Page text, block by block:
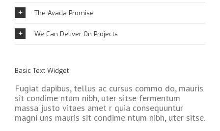
The Avada Promise
We Can Deliver On Projects
Basic Text Widget
Fugiat dapibus, tellus ac cursus commo do, mauris
sit condime ntum nibh, uter sitse fermentum
massa justo vitaes amet r quia consequuntur
magni uns mauris sit condime ntum nibh, uter sitse.